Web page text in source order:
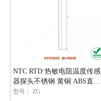
NTC RTD 热敏电阻温度传感
器探头不锈钢 黄铜 ABS直管
尖头保护外壳
型号： ZG